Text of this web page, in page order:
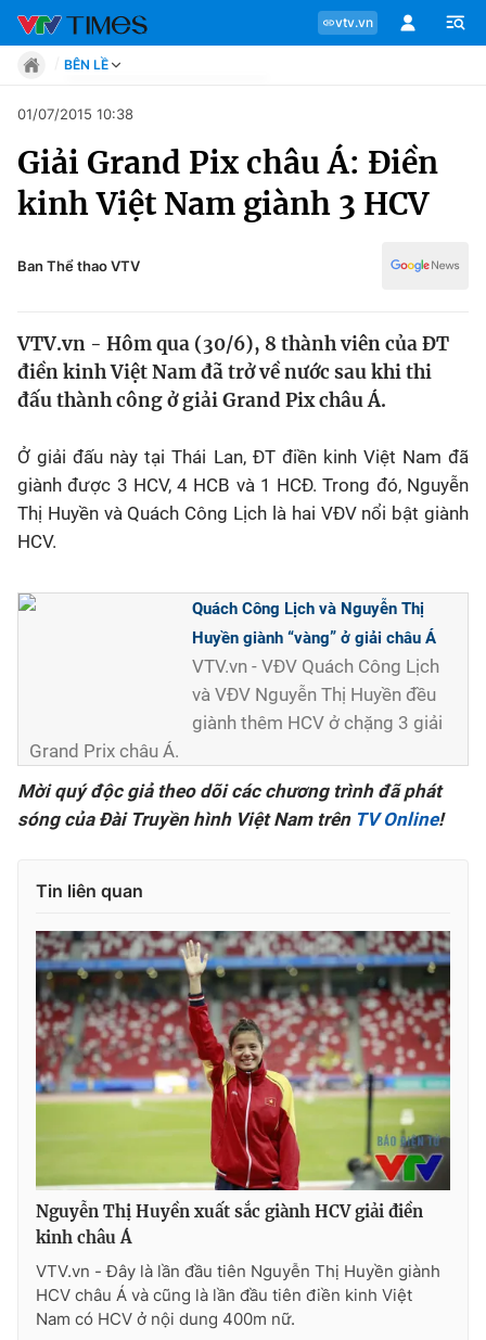
vtv.vn
Chuyên mục
Tin tức
Phong cách
Chân dung
Sự kiện
Bóng đá
Thể thao Điện tử
Bên lề
BÊN LỀ
Move
Phong cách
Sự kiện
Thể thao điện tử
Bên lề
01/07/2015 10:38
Giải Grand Pix châu Á: Điền
kinh Việt Nam giành 3 HCV
Ban Thể thao VTV
VTV.vn - Hôm qua (30/6), 8 thành viên của ĐT
điền kinh Việt Nam đã trở về nước sau khi thi
đấu thành công ở giải Grand Pix châu Á.
Ở giải đấu này tại Thái Lan, ĐT điền kinh Việt Nam đã
giành được 3 HCV, 4 HCB và 1 HCĐ. Trong đó, Nguyễn
Thị Huyền và Quách Công Lịch là hai VĐV nổi bật giành
HCV.
Quách Công Lịch và Nguyễn Thị
Huyền giành “vàng” ở giải châu Á
VTV.vn - VĐV Quách Công Lịch
và VĐV Nguyễn Thị Huyền đều
giành thêm HCV ở chặng 3 giải
Grand Prix châu Á.
Mời quý độc giả theo dõi các chương trình đã phát
sóng của Đài Truyền hình Việt Nam trên TV Online!
Tin liên quan
Nguyễn Thị Huyền xuất sắc giành HCV giải điền
kinh châu Á
VTV.vn - Đây là lần đầu tiên Nguyễn Thị Huyền giành
HCV châu Á và cũng là lần đầu tiên điền kinh Việt
Nam có HCV ở nội dung 400m nữ.